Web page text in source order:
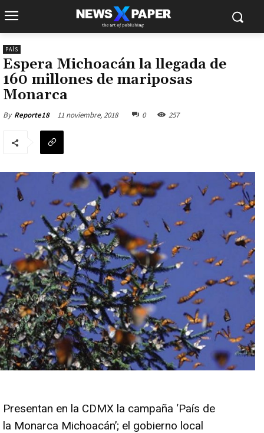
PAÍS
Espera Michoacán la llegada de
160 millones de mariposas
Monarca
By Reporte18 11 noviembre, 2018 0 257
Presentan en la CDMX la campaña ‘País de
la Monarca Michoacán’; el gobierno local